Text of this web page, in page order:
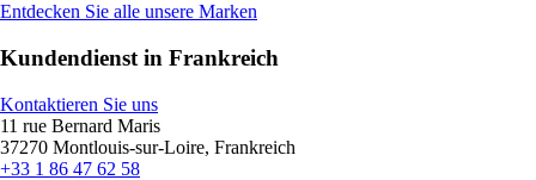
Entdecken Sie alle unsere Marken
Kundendienst in Frankreich
Kontaktieren Sie uns
11 rue Bernard Maris
37270 Montlouis-sur-Loire, Frankreich
+33 1 86 47 62 58